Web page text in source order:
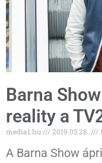
Barna
reality a
media1.hu 2019.03.28.
A Barna Show